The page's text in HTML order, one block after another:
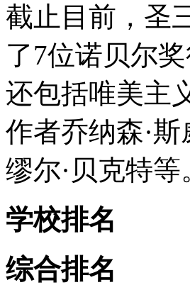
截止目前，圣
了7位诺贝尔
还包括唯美主
作者乔纳森·
缪尔·贝克特等
学校排名
综合排名